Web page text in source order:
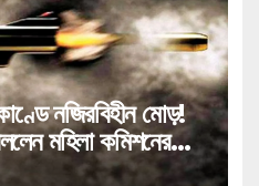
নজিরবিহীন মোড়!
মহিলা কমিশনের